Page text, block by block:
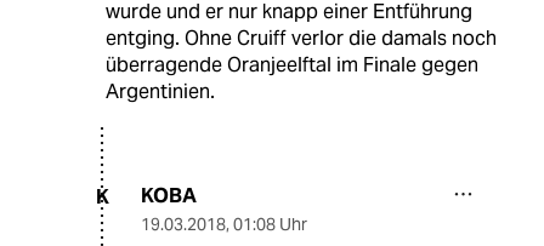
wurde und er nur knapp einer Entführung
entging. Ohne Cruiff verlor die damals noch
überragende Oranjeelftal im Finale gegen
Argentinien.
K KOBA
19.03.2018, 01:08 Uhr